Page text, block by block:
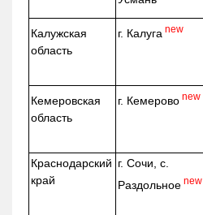
Калужская
область
г. Калуга new
Кемеровская
область
г. Кемерово new
Краснодарский
край
г. Сочи, с.
Раздольное new